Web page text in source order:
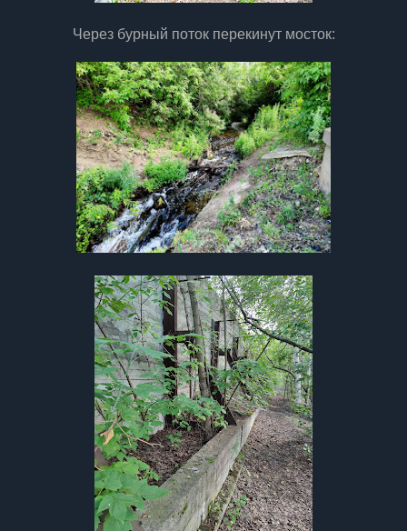
Через бурный поток перекинут мосток: